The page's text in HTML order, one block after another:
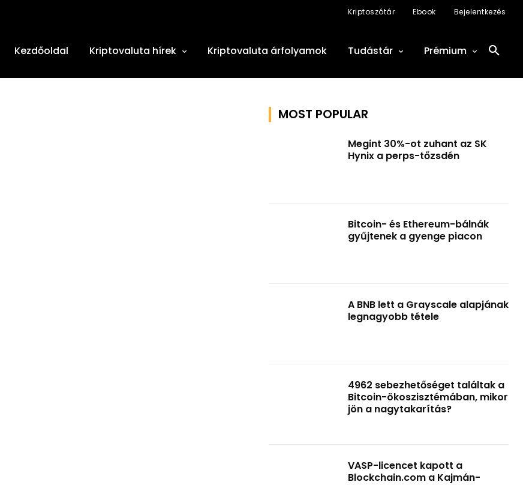
Kriptoszótár Ebook Bejelentkezés
Kezdőoldal Kriptovaluta hírek Kriptovaluta árfolyamok Tudástár Prémium
MOST POPULAR
Megint 30%-ot zuhant az SK
Hynix a perps-tőzsdén
Bitcoin- és Ethereum-bálnák
gyűjtenek a gyenge piacon
A BNB lett a Grayscale alapjának
legnagyobb tétele
4962 sebezhetőséget találtak a
Bitcoin-ökoszisztémában, mikor
jön a nagytakarítás?
VASP-licencet kapott a
Blockchain.com a Kajmán-